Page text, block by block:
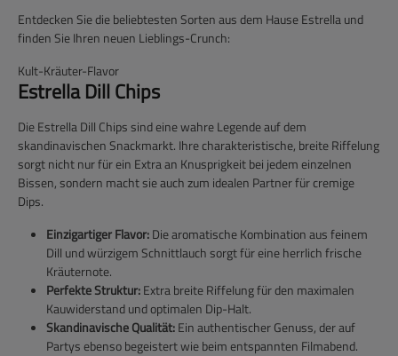
Entdecken Sie die beliebtesten Sorten aus dem Hause Estrella und
finden Sie Ihren neuen Lieblings-Crunch:
Kult-Kräuter-Flavor
Estrella Dill Chips
DieEstrella Dill Chipssind eine wahre Legende auf dem
skandinavischen Snackmarkt. Ihre charakteristische, breite Riffelung
sorgt nicht nur für ein Extra an Knusprigkeit bei jedem einzelnen
Bissen, sondern macht sie auch zum idealen Partner für cremige
Dips.
Einzigartiger Flavor:Die aromatische Kombination aus feinem
Dill und würzigem Schnittlauch sorgt für eine herrlich frische
Kräuternote.
Perfekte Struktur:Extra breite Riffelung für den maximalen
Kauwiderstand und optimalen Dip-Halt.
Skandinavische Qualität:Ein authentischer Genuss, der auf
Partys ebenso begeistert wie beim entspannten Filmabend.